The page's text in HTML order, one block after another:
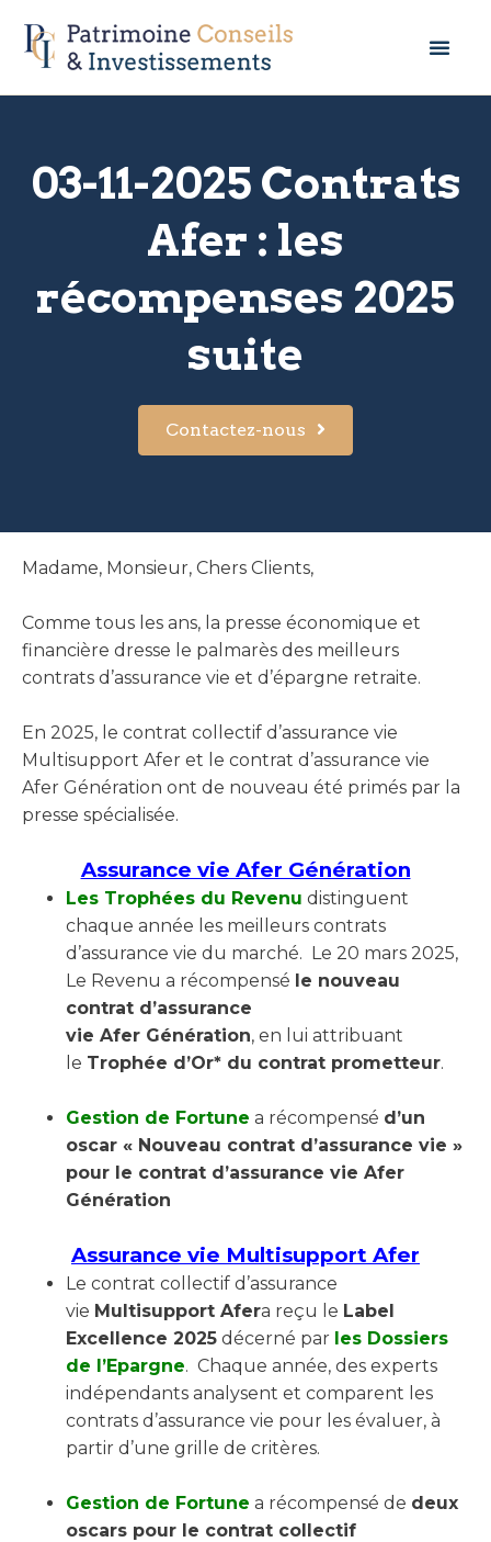
03-11-2025 Contrats
Afer : les
récompenses 2025
suite
Contactez-nous
Madame, Monsieur, Chers Clients,
Comme tous les ans, la presse économique et
financière dresse le palmarès des meilleurs
contrats d’assurance vie et d’épargne retraite.
En 2025, le contrat collectif d’assurance vie
Multisupport Afer et le contrat d’assurance vie
Afer Génération ont de nouveau été primés par la
presse spécialisée.
Assurance vie Afer Génération
Les Trophées du Revenu distinguent
chaque année les meilleurs contrats
d’assurance vie du marché. Le 20 mars 2025,
Le Revenu a récompensé le nouveau
contrat d’assurance
vie Afer Génération, en lui attribuant
le Trophée d’Or* du contrat prometteur.
Gestion de Fortune a récompensé d’un
oscar « Nouveau contrat d’assurance vie »
pour le contrat d’assurance vie Afer
Génération
Assurance vie Multisupport Afer
Le contrat collectif d’assurance
vie Multisupport Afera reçu le Label
Excellence 2025 décerné par les Dossiers
de l’Epargne. Chaque année, des experts
indépendants analysent et comparent les
contrats d’assurance vie pour les évaluer, à
partir d’une grille de critères.
Gestion de Fortune a récompensé de deux
oscars pour le contrat collectif